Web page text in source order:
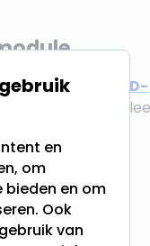
Gebruik een
LED-
resultaat.
model
en
om
en om
Ook
van